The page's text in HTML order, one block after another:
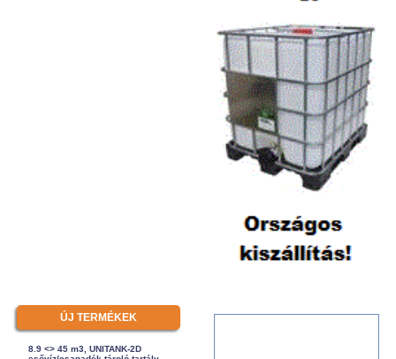
ÚJ TERMÉKEK
8.9 <> 45 m3, UNITANK-2D